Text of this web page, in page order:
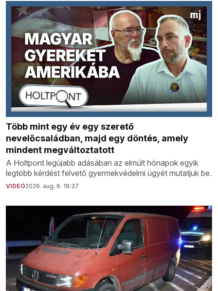
Több mint egy év egy szerető
nevelőcsaládban, majd egy döntés, amely
mindent megváltoztatott
A Holtpont legújabb adásában az elmúlt hónapok egyik
legtöbb kérdést felvető gyermekvédelmi ügyét mutatjuk be.
VIDEÓ2026. aug. 6. 19:37